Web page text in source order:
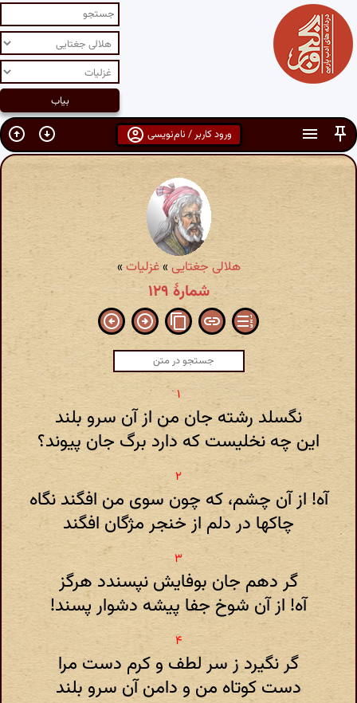
ورود کاربر / نام‌نویسی
هلالی جغتایی»غزلیات »
شمارهٔ ۱۲۹
نگسلد رشته جان من از آن سرو بلند
این چه نخلیست که دارد برگ جان پیوند؟
آه! از آن چشم، که چون سوی من افگند نگاه
چاکها در دلم از خنجر مژگان افگند
گر دهم جان بوفایش نپسندد هرگز
آه! از آن شوخ جفا پیشه دشوار پسند!
گر نگیرد ز سر لطف و کرم دست مرا
دست کوتاه من و دامن آن سرو بلند